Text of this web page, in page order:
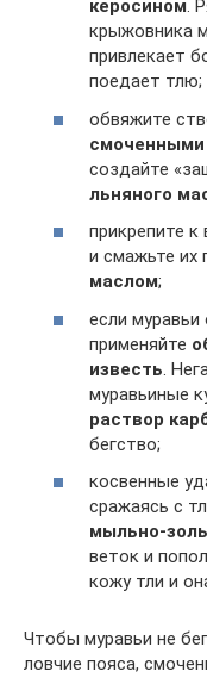
керосином.
крыжовника
привлекает
поедает тлю;
обвяжите
смоченными
создайте
льняного
прикрепите к
и смажьте их
маслом;
если муравьи
применяйте
известь .
муравьиные
раствор
бегство;
косвенные
сражаясь с
мыльно-
веток и
кожу тли и
Чтобы муравьи не
ловчие пояса,